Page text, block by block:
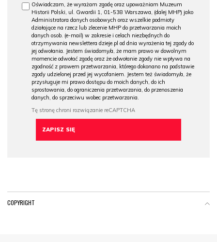
Oświadczam, że wyrażam zgodę oraz upoważniam Muzeum
Historii Polski, ul. Gwardii 1, 01-538 Warszawa, (dalej MHP) jako
Administratora danych osobowych oraz wszelkie podmioty
działające na rzecz lub zlecenie MHP do przetwarzania moich
danych osob. (e-mail) w zakresie i celach niezbędnych do
otrzymywania newslettera dzieje.pl od dnia wyrażenia tej zgody do
jej odwołania. Jestem świadomy/a, że mam prawo w dowolnym
momencie odwołać zgodę oraz że odwołanie zgody nie wpływa na
zgodność z prawem przetwarzania, którego dokonano na podstawie
zgody udzielonej przed jej wycofaniem. Jestem też świadomy/a, że
przysługuje mi prawo dostępu do moich danych, do ich
sprostowania, do ograniczenia przetwarzania, do przenoszenia
danych, do sprzeciwu wobec przetwarzania.
COPYRIGHT